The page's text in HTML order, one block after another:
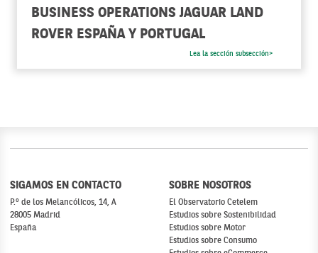
BUSINESS OPERATIONS JAGUAR LAND
ROVER ESPAÑA Y PORTUGAL
Lea la sección subsección>
SIGAMOS EN CONTACTO
P.º de los Melancólicos, 14, A
28005 Madrid
España
SOBRE NOSOTROS
El Observatorio Cetelem
Estudios sobre Sostenibilidad
Estudios sobre Motor
Estudios sobre Consumo